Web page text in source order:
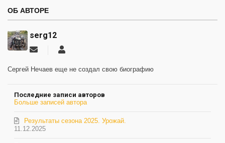
ОБ АВТОРЕ
serg12
Подписаться
обновление
serg12
Сергей Нечаев еще не создал свою биографию
Последние записи авторов
Больше записей автора
11.12.2025
Результаты сезона 2025. Урожай.